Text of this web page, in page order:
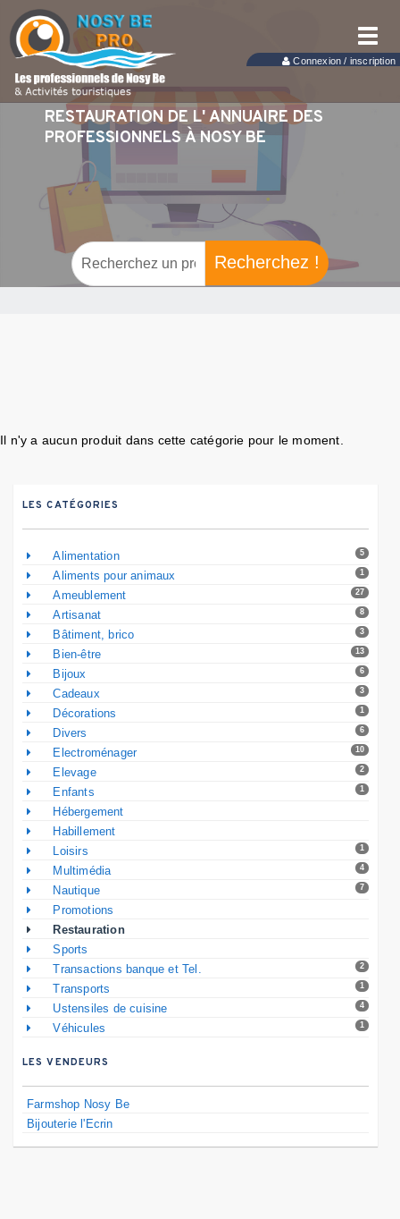
Connexion / inscription
RESTAURATION DE L' ANNUAIRE DES
PROFESSIONNELS À NOSY BE
Recherchez !
Il n'y a aucun produit dans cette catégorie pour le moment.
LES CATÉGORIES
5
Alimentation
1
Aliments pour animaux
27
Ameublement
8
Artisanat
3
Bâtiment, brico
13
Bien-être
6
Bijoux
3
Cadeaux
1
Décorations
6
Divers
10
Electroménager
2
Elevage
1
Enfants
Hébergement
Habillement
1
Loisirs
4
Multimédia
7
Nautique
Promotions
Restauration
Sports
2
Transactions banque et Tel.
1
Transports
4
Ustensiles de cuisine
1
Véhicules
LES VENDEURS
Farmshop Nosy Be
Bijouterie l'Ecrin